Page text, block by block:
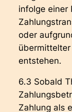
infolge einer
oder
entstehen.
6.3 Sobald
Zahlung als